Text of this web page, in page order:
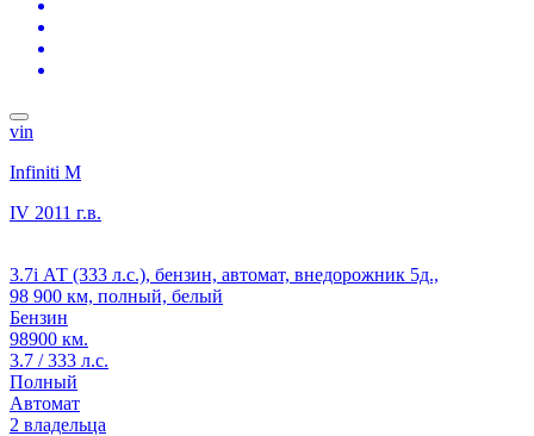
vin
Infiniti M
IV 2011 г.в.
3.7i АТ (333 л.с.), бензин, автомат, внедорожник 5д.,
98 900 км, полный, белый
Бензин
98900 км.
3.7 / 333 л.с.
Полный
Автомат
2 владельца